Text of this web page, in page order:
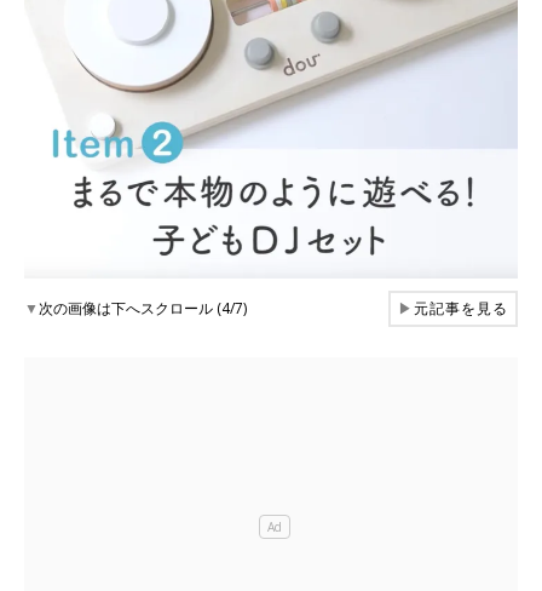
▼次の画像は下へスクロール (4/7) ▶元記事を見る